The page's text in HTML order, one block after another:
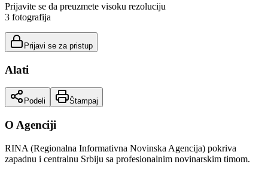
Prijavite se da preuzmete visoku rezoluciju
3 fotografija
Prijavi se za pristup
Alati
Podeli Štampaj
O Agenciji
RINA (Regionalna Informativna Novinska Agencija) pokriva
zapadnu i centralnu Srbiju sa profesionalnim novinarskim timom.